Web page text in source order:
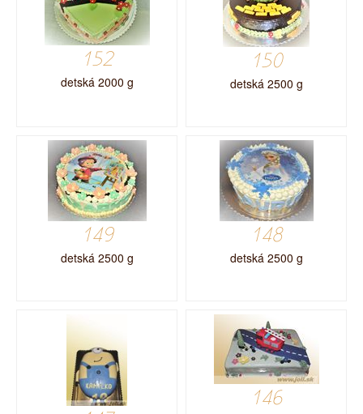
152
detská 2000 g
150
detská 2500 g
149
detská 2500 g
148
detská 2500 g
146